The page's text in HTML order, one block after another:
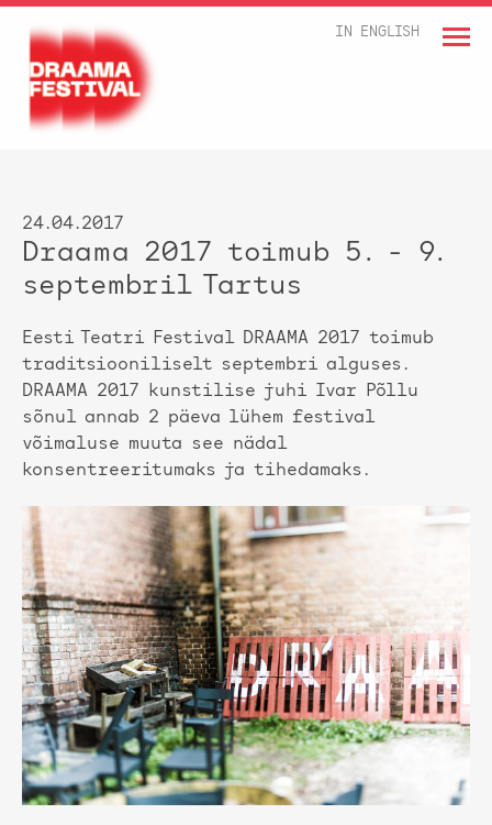
IN ENGLISH
24.04.2017
Draama 2017 toimub 5. - 9.
septembril Tartus
Eesti Teatri Festival DRAAMA 2017 toimub
traditsiooniliselt septembri alguses.
DRAAMA 2017 kunstilise juhi Ivar Põllu
sõnul annab 2 päeva lühem festival
võimaluse muuta see nädal
konsentreeritumaks ja tihedamaks.